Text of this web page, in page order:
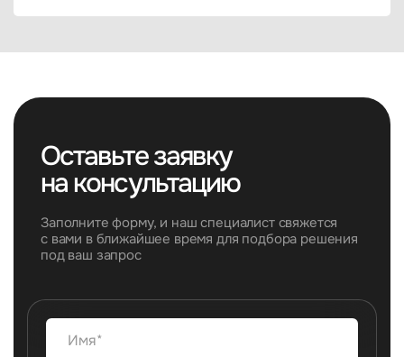
Оставьте заявку
на консультацию
Заполните форму, и наш специалист свяжется
с вами в ближайшее время для подбора решения
под ваш запрос